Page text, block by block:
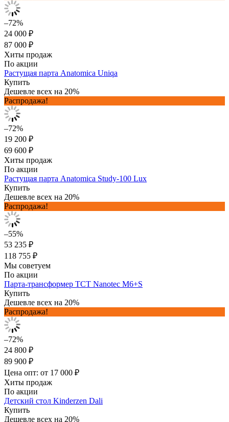
–72%
24 000 ₽
87 000 ₽
Хиты продаж
По акции
Растущая парта Anatomica Uniqa
Купить
Дешевле всех на 20%
Распродажа!
–72%
19 200 ₽
69 600 ₽
Хиты продаж
По акции
Растущая парта Anatomica Study-100 Lux
Купить
Дешевле всех на 20%
Распродажа!
–55%
53 235 ₽
118 755 ₽
Мы советуем
По акции
Парта-трансформер TCT Nanotec M6+S
Купить
Дешевле всех на 20%
Распродажа!
–72%
24 800 ₽
89 900 ₽
Цена опт: от 17 000 ₽
Хиты продаж
По акции
Детский стол Kinderzen Dali
Купить
Дешевле всех на 20%